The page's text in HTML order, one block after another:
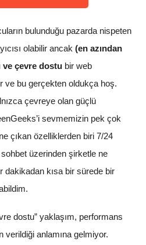
bulunduğu pazarda nispeten
olabilir ancak (en azından
ve çevre dostu bir web
ve bu gerçekten oldukça hoş.
çevreye olan güçlü
sevmemizin pek çok
çıkan özelliklerden biri 7/24
üzerinden şirketle ne
kısa bir sürede bir
dostu” yaklaşım, performans
verildiği anlamına gelmiyor.